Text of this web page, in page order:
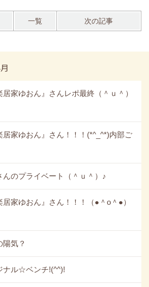
一覧 次の記事
居家ゆおん』さんレポ最終（＾ｕ＾）
居家ゆおん』さん！！！(*^_^*)内部ご
んのプライベート（＾ｕ＾）♪
居家ゆおん』さん！！！（●＾o＾●）
陽気？
ナル☆ベンチ!(^^)!